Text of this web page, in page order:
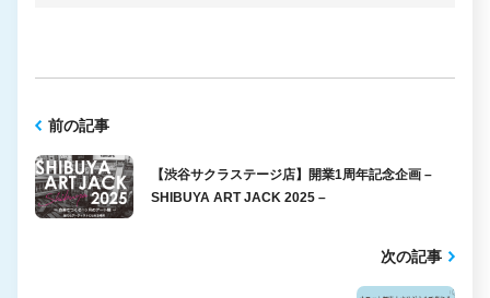
前の記事
【渋谷サクラステージ店】開業1周年記念企画 –
SHIBUYA ART JACK 2025 –
次の記事